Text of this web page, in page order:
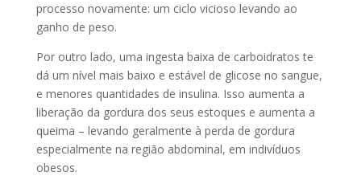
processo novamente: um ciclo vicioso levando ao
ganho de peso.
Por outro lado, uma ingesta baixa de carboidratos te
dá um nível mais baixo e estável de glicose no sangue,
e menores quantidades de insulina. Isso aumenta a
liberação da gordura dos seus estoques e aumenta a
queima – levando geralmente à perda de gordura
especialmente na região abdominal, em indivíduos
obesos.